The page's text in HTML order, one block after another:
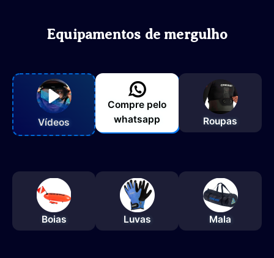
Equipamentos de mergulho
Vídeos
Compre pelo
whatsapp
Roupas
Boias Luvas Mala